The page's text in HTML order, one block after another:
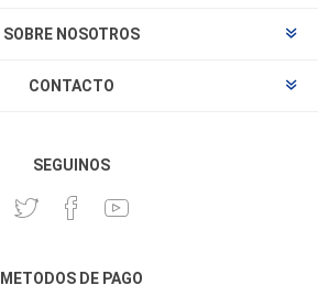
SOBRE NOSOTROS
CONTACTO
SEGUINOS
METODOS DE PAGO